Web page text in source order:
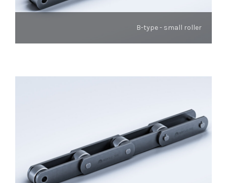
B-type - small roller